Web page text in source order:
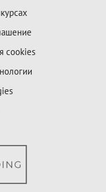
cookies